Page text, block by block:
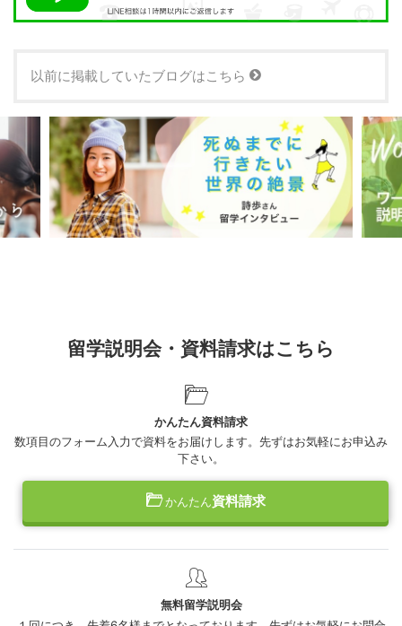
以前に掲載していたブログはこちら
留学説明会・資料請求はこちら
かんたん資料請求
数項目のフォーム入力で資料をお届けします。先ずはお気軽にお申込み
下さい。
かんたん資料請求
無料留学説明会